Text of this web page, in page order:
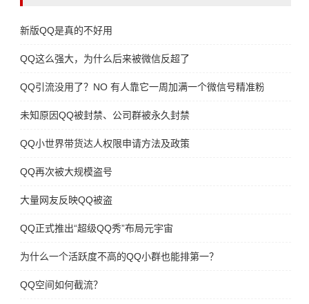
新版QQ是真的不好用
QQ这么强大，为什么后来被微信反超了
QQ引流没用了？NO 有人靠它一周加满一个微信号精准粉丝
未知原因QQ被封禁、公司群被永久封禁
QQ小世界带货达人权限申请方法及政策
QQ再次被大规模盗号
大量网友反映QQ被盗
QQ正式推出“超级QQ秀”布局元宇宙
为什么一个活跃度不高的QQ小群也能排第一？
QQ空间如何截流？